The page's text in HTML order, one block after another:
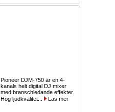
Pioneer DJM-750 är en 4-
kanals helt digital DJ mixer
med branschledande effekter.
Hög ljudkvalitet...
Läs mer